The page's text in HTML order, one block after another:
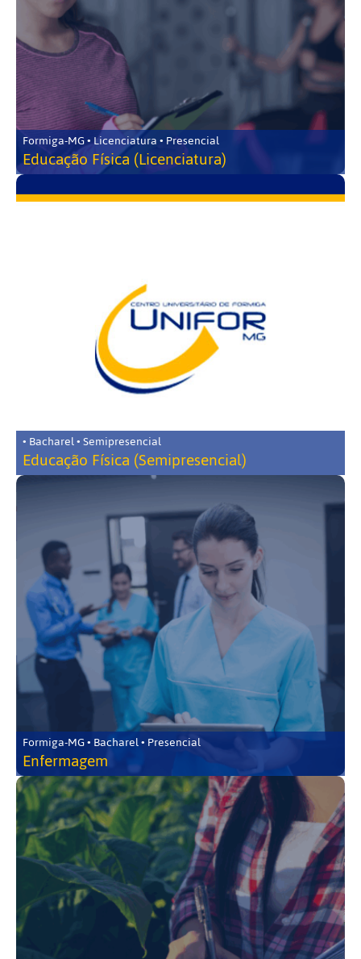
Formiga-MG • Licenciatura • Presencial
Educação Física (Licenciatura)
• Bacharel • Semipresencial
Educação Física (Semipresencial)
Formiga-MG • Bacharel • Presencial
Enfermagem